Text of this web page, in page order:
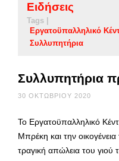
Ειδήσεις
Tags |
Εργατοϋπαλληλικό
Συλλυπητήρια
Συλλυπητήρια
30 ΟΚΤΩΒΡΊΟΥ 2020
Το Εργατοϋπαλληλικό
Μπρέκη και την
τραγική απώλεια του